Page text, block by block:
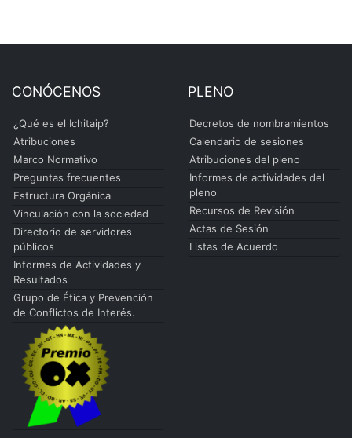
CONÓCENOS
¿Qué es el Ichitaip?
Atribuciones
Marco Normativo
Preguntas frecuentes
Estructura Orgánica
Vinculación con la sociedad
Directorio de servidores
públicos
Informes de Actividades y
Resultados
Grupo de Ética y Prevención
de Conflictos de Interés.
PLENO
Decretos de nombramientos
Calendario de sesiones
Atribuciones del pleno
Informes de actividades del
pleno
Recursos de Revisión
Actas de Sesión
Listas de Acuerdo